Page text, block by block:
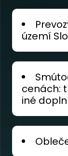
území
cenách:
iné